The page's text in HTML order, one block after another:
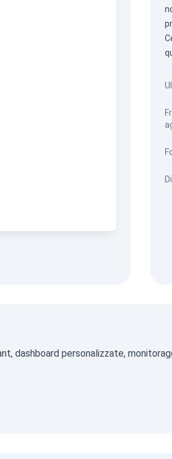
dashboard personalizzate,